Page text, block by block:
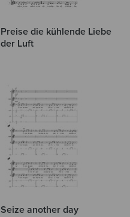
Preise die kühlende Liebe
der Luft
Seize another day